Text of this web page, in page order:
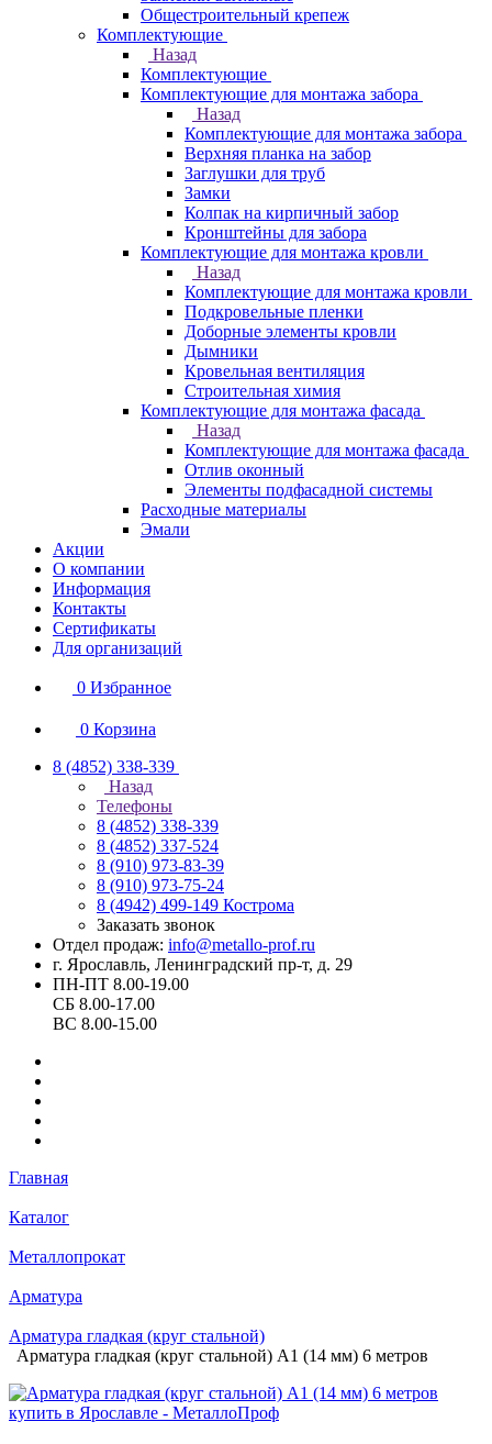
Общестроительный крепеж
Комплектующие
Назад
Комплектующие
Комплектующие для монтажа забора
Назад
Комплектующие для монтажа забора
Верхняя планка на забор
Заглушки для труб
Замки
Колпак на кирпичный забор
Кронштейны для забора
Комплектующие для монтажа кровли
Назад
Комплектующие для монтажа кровли
Подкровельные пленки
Доборные элементы кровли
Дымники
Кровельная вентиляция
Строительная химия
Комплектующие для монтажа фасада
Назад
Комплектующие для монтажа фасада
Отлив оконный
Элементы подфасадной системы
Расходные материалы
Эмали
Акции
О компании
Информация
Контакты
Сертификаты
Для организаций
0 Избранное
0 Корзина
8 (4852) 338-339
Назад
Телефоны
8 (4852) 338-339
8 (4852) 337-524
8 (910) 973-83-39
8 (910) 973-75-24
8 (4942) 499-149 Кострома
Заказать звонок
Отдел продаж: info@metallo-prof.ru
г. Ярославль, Ленинградский пр-т, д. 29
ПН-ПТ 8.00-19.00
СБ 8.00-17.00
ВС 8.00-15.00
Главная
Каталог
Металлопрокат
Арматура
Арматура гладкая (круг стальной)
Арматура гладкая (круг стальной) А1 (14 мм) 6 метров